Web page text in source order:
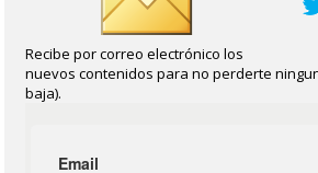
Recibe por correo electrónico los
nuevos contenidos para no perderte
baja).